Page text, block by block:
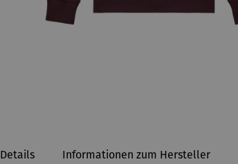
Details Informationen zum Hersteller